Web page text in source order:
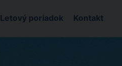
Letový poriadok Kontakt